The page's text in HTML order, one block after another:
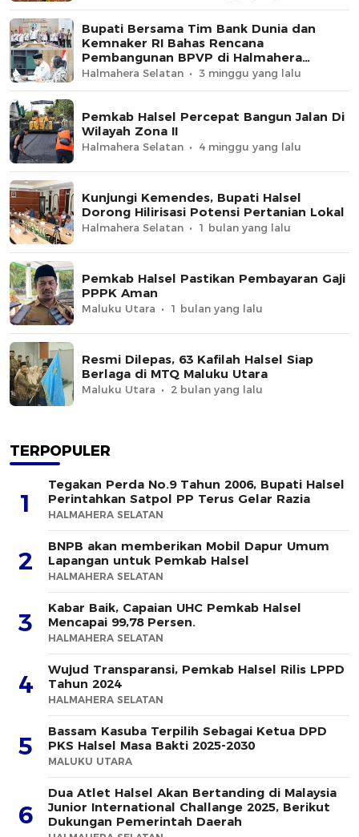
Bupati Bersama Tim Bank Dunia dan
Kemnaker RI Bahas Rencana
Pembangunan BPVP di Halmahera
Selatan
Halmahera Selatan 3 minggu yang lalu
Pemkab Halsel Percepat Bangun Jalan Di
Wilayah Zona II
Halmahera Selatan 4 minggu yang lalu
Kunjungi Kemendes, Bupati Halsel
Dorong Hilirisasi Potensi Pertanian Lokal
Halmahera Selatan 1 bulan yang lalu
Pemkab Halsel Pastikan Pembayaran Gaji
PPPK Aman
Maluku Utara 1 bulan yang lalu
Resmi Dilepas, 63 Kafilah Halsel Siap
Berlaga di MTQ Maluku Utara
Maluku Utara 2 bulan yang lalu
TERPOPULER
1
Tegakan Perda No.9 Tahun 2006, Bupati Halsel
Perintahkan Satpol PP Terus Gelar Razia
HALMAHERA SELATAN
2
BNPB akan memberikan Mobil Dapur Umum
Lapangan untuk Pemkab Halsel
HALMAHERA SELATAN
3
Kabar Baik, Capaian UHC Pemkab Halsel
Mencapai 99,78 Persen.
HALMAHERA SELATAN
4
Wujud Transparansi, Pemkab Halsel Rilis LPPD
Tahun 2024
HALMAHERA SELATAN
5
Bassam Kasuba Terpilih Sebagai Ketua DPD
PKS Halsel Masa Bakti 2025-2030
MALUKU UTARA
6
Dua Atlet Halsel Akan Bertanding di Malaysia
Junior International Challange 2025, Berikut
Dukungan Pemerintah Daerah